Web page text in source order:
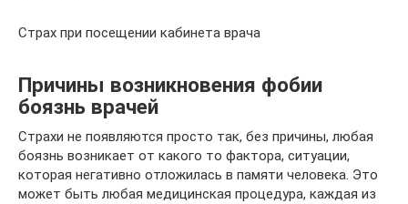
Страх при посещении кабинета врача
Причины возникновения фобии
боязнь врачей
Страхи не появляются просто так, без причины, любая
боязнь возникает от какого то фактора, ситуации,
которая негативно отложилась в памяти человека. Это
может быть любая медицинская процедура, каждая из